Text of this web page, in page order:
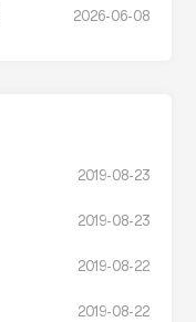
2026-06-08
2019-08-23
2019-08-23
2019-08-22
2019-08-22